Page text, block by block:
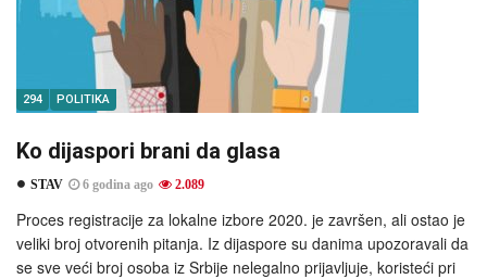
294 POLITIKA
Ko dijaspori brani da glasa
STAV 6 godina ago 2.089
Proces registracije za lokalne izbore 2020. je završen, ali ostao je
veliki broj otvorenih pitanja. Iz dijaspore su danima upozoravali da
se sve veći broj osoba iz Srbije nelegalno prijavljuje, koristeći pri